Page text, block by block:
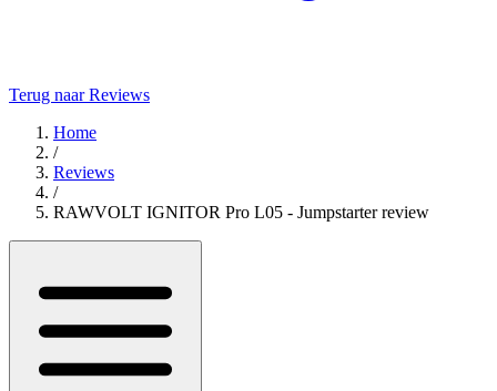
Terug naar Reviews
Home
/
Reviews
/
RAWVOLT IGNITOR Pro L05 - Jumpstarter review